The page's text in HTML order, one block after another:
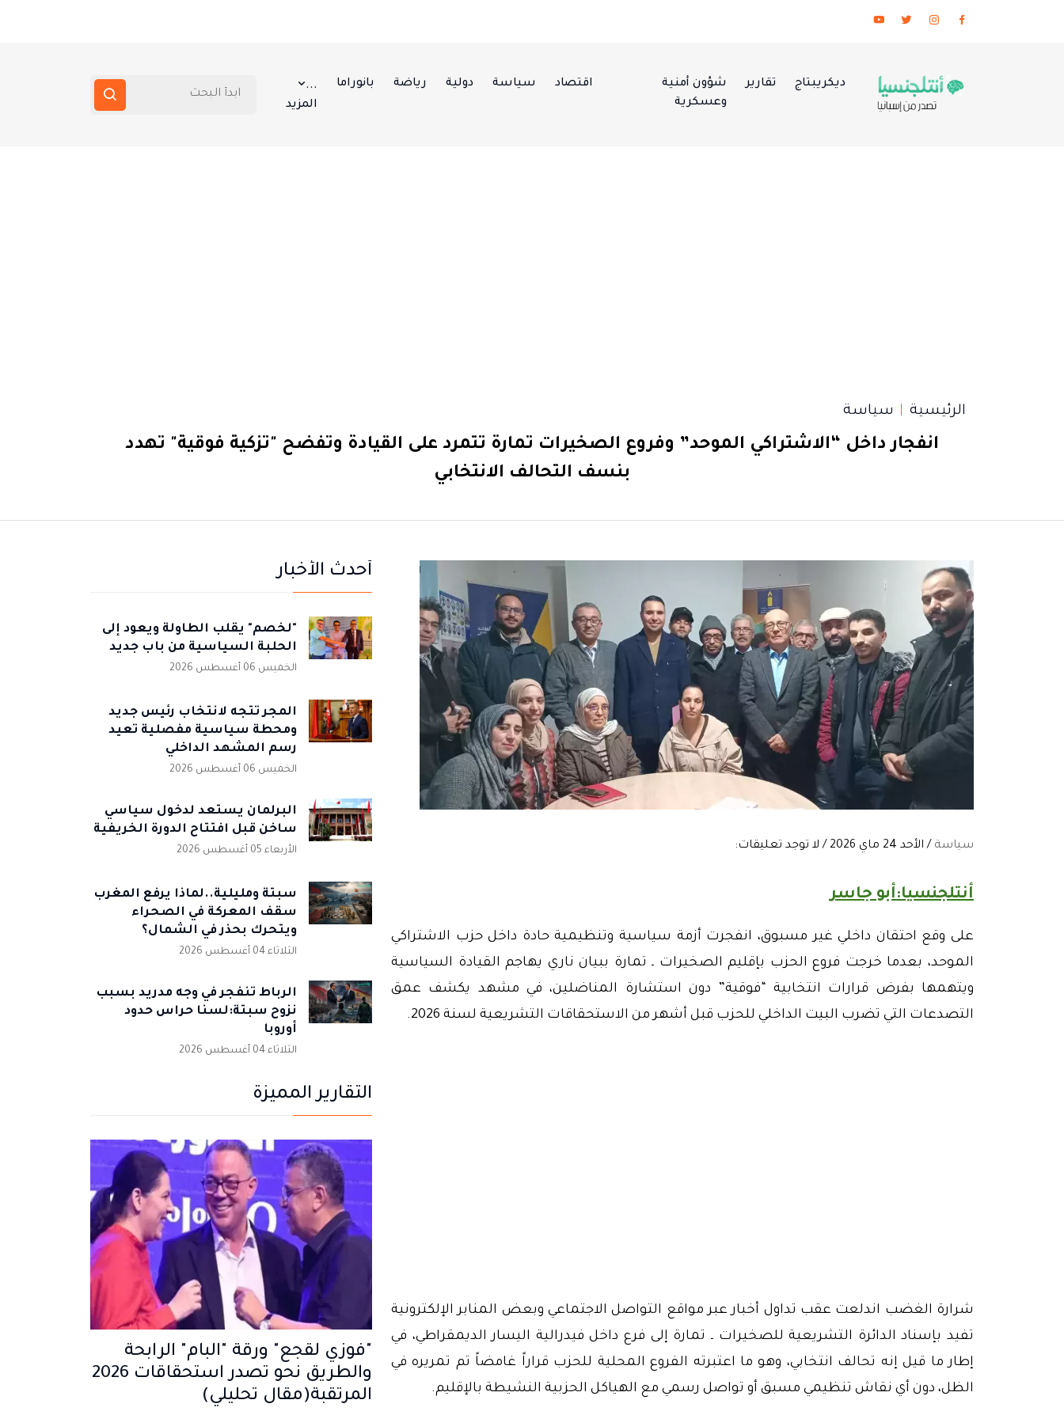
ديكريبتاج تقارير
شؤون أمنية
وعسكرية
اقتصاد سياسة دولية رياضة بانوراما
...
المزيد
الرئيسية سياسة
انفجار داخل “الاشتراكي الموحد” وفروع الصخيرات تمارة تتمرد على القيادة وتفضح "تزكية فوقية" تهدد
بنسف التحالف الانتخابي
سياسة / الأحد 24 ماي 2026 / لا توجد تعليقات:
أنتلجنسيا:أبو جاسر
على وقع احتقان داخلي غير مسبوق، انفجرت أزمة سياسية وتنظيمية حادة داخل حزب الاشتراكي
الموحد، بعدما خرجت فروع الحزب بإقليم الصخيرات ـ تمارة ببيان ناري يهاجم القيادة السياسية
ويتهمها بفرض قرارات انتخابية “فوقية” دون استشارة المناضلين، في مشهد يكشف عمق
التصدعات التي تضرب البيت الداخلي للحزب قبل أشهر من الاستحقاقات التشريعية لسنة 2026.
شرارة الغضب اندلعت عقب تداول أخبار عبر مواقع التواصل الاجتماعي وبعض المنابر الإلكترونية
تفيد بإسناد الدائرة التشريعية للصخيرات ـ تمارة إلى فرع داخل فيدرالية اليسار الديمقراطي، في
إطار ما قيل إنه تحالف انتخابي، وهو ما اعتبرته الفروع المحلية للحزب قراراً غامضاً تم تمريره في
الظل، دون أي نقاش تنظيمي مسبق أو تواصل رسمي مع الهياكل الحزبية النشيطة بالإقليم.
أحدث الأخبار
"لخصم" يقلب الطاولة ويعود إلى
الحلبة السياسية من باب جديد
الخميس 06 أغسطس 2026
المجر تتجه لانتخاب رئيس جديد
ومحطة سياسية مفصلية تعيد
رسم المشهد الداخلي
الخميس 06 أغسطس 2026
البرلمان يستعد لدخول سياسي
ساخن قبل افتتاح الدورة الخريفية
الأربعاء 05 أغسطس 2026
سبتة ومليلية..لماذا يرفع المغرب
سقف المعركة في الصحراء
ويتحرك بحذر في الشمال؟
الثلاثاء 04 أغسطس 2026
الرباط تنفجر في وجه مدريد بسبب
نزوح سبتة:لسنا حراس حدود
أوروبا
الثلاثاء 04 أغسطس 2026
التقارير المميزة
"فوزي لقجع" ورقة "البام" الرابحة
والطريق نحو تصدر استحقاقات 2026
المرتقبة(مقال تحليلي)